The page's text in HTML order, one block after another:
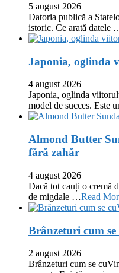
5 august 2026
Datoria publică a
istoric. Ce arată datele
Japonia, oglinda
4 august 2026
Japonia, oglinda
model de succes. Este
Almond Butter
fără zahăr
4 august 2026
Dacă tot cauți o cremă
de migdale …Read
Brânzeturi cum
2 august 2026
Brânzeturi cum se